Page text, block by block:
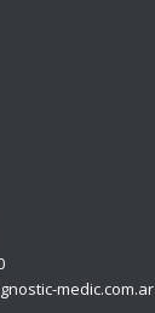
medic.com.ar